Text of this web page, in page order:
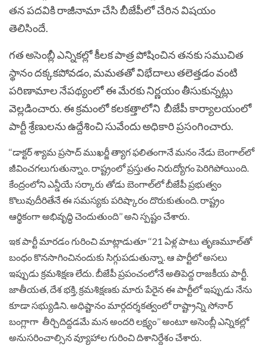
తన పదవికి రాజీనామా చేసి బీజేపీలో చేరిన విషయం
తెలిసిందే.
గత అసెంబ్లీ ఎన్నికల్లో కీలక పాత్ర పోషించిన తనకు సముచిత
స్థానం దక్క‍కపోవడం, మమతతో విభేదాలు తలెత్తడం వంటి
పరిణామాల నేపథ్యంలో ఈ మేరకు నిర్ణయం తీసుకున్నట్లు
వెల్లడించారు. ఈ క్రమంలో కలకత్తాలోని బీజేపీ కార్యాలయంలో
పార్టీ శ్రేణులను ఉద్దేశించి సువేందు అధికారి ప్రసంగించారు.
‘‘డాక్టర్‌ శ్యామ ప్రసాద్‌ ముఖర్జీ త్యాగ ఫలితంగానే మనం నేడు బెంగాల్‌లో
జీవించగలుగుతున్నాం. రాష్ట్రంలో ప్రస్తుతం నిరుద్యోగం పెరిగిపోయింది.
కేంద్రంలోని ఎన్డీయే సర్కారు తోడు బెంగాల్‌లో బీజేపీ ప్రభుత్వం
కొలువుదీరితేనే ఈ సమస్యకు పరిష్కారం దొరుకుతుంది. రాష్ట్రం
ఆర్థికంగా అభివృద్ధి చెందుతుంది’’ అని స్పష్టం చేశారు.
ఇక పార్టీ మారడం గురించి మాట్లాడుతూ ‘‘21 ఏళ్ల పాటు తృణమూల్‌తో
బంధం కొనసాగించినందుకు సిగ్గుపడుతున్నా. ఆ పార్టీలో అసలు
ఇప్పుడు క్రమశిక్షణ లేదు. బీజేపీ ప్రపంచంలోనే అతిపెద్ద రాజకీయ పార్టీ.
జాతీయత, దేశ భక్తి, క్రమశిక్షణకు మారు పేరైన ఈ పార్టీలో ఇప్పుడు నేను
కూడా సభ్యుడిని. అధిష్టానం మార్గదర్శకత్వంలో రాష్ట్రాన్ని సోనార్‌
బంగ్లాగా తీర్చిదిద్దడమే మన అందరి లక్ష్యం’’ అంటూ అసెంబ్లీ ఎన్నికల్లో
అనుసరించాల్సిన వ్యూహాల గురించి దిశానిర్దేశం చేశారు.